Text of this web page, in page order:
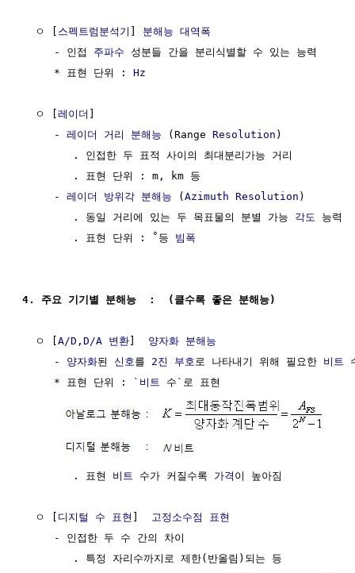
  ㅇ [
스펙트럼분석기 ] 분해능 대역폭
     - 인접
주파수 성분들 간을 분리식별할 수 있는 능력
     * 표현 단위 :
Hz
  ㅇ [
레이더 ]
     -
레이더 거리 분해능 (Range Resolution )
        . 인접한 두 표적 사이의 최대분리가능 거리
        . 표현 단위 : m, km 등
     -
레이더 방위각 분해능 (Azimuth Resolution )
        . 동일 거리에 있는 두 목표물의 분별 가능
각도
능력
        . 표현 단위 : ˚등
빔폭
4. 주요 기기별 분해능  :  (클수록 좋은 분해능)
  ㅇ [
A/D , D/A 변환] 양자화 분해능
     -
양자화된 신호를 2진 부호 로 나타내기 위해 필요한 비트
     * 표현 단위 : `
비트 수`로 표현
        . 표현
비트 수가 커질수록 가격 이 높아짐
  ㅇ [
디지털 수 표현 ]
고정소수점 표현
     - 인접한 두 수 간의 차이
        . 특정 자리수까지로 제한(반올림)되는 등